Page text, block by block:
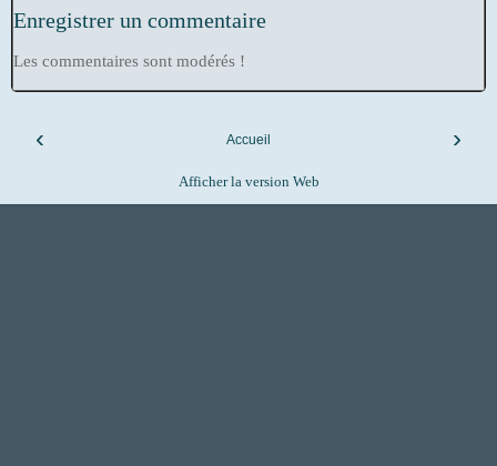
Enregistrer un commentaire
Les commentaires sont modérés !
‹ ›
Accueil
Afficher la version Web